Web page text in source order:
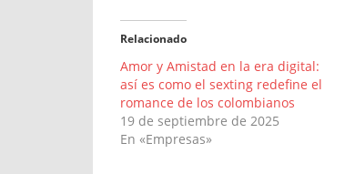
Relacionado
Amor y Amistad en la era digital:
así es como el sexting redefine el
romance de los colombianos
19 de septiembre de 2025
En «Empresas»